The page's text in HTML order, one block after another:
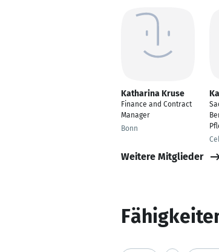
Katharina Kruse
Finance and Contract
Manager
Bonn
Weitere Mitglieder